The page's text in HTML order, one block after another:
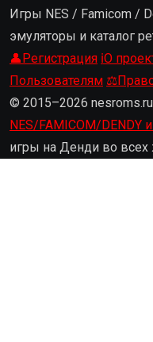
Игры NES / Famicom /
эмуляторы и каталог
👤Регистрация ℹ️О
Пользователям ⚖️
© 2015–2026
NES/FAMICOM/DENDY
игры на Денди во всех